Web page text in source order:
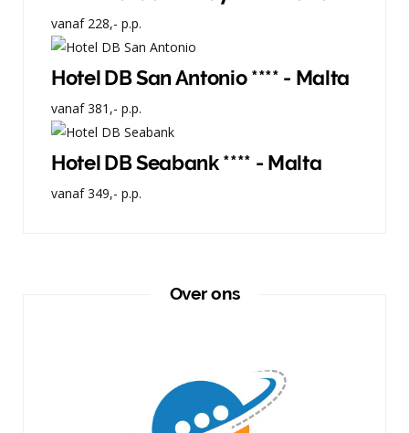
vanaf 228,- p.p.
Hotel DB San Antonio **** - Malta
vanaf 381,- p.p.
Hotel DB Seabank **** - Malta
vanaf 349,- p.p.
Over ons